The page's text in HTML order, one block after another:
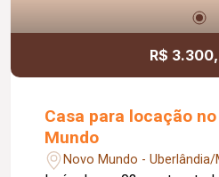
R$
Casa para locação
Mundo
Novo Mundo - Uberlândia/